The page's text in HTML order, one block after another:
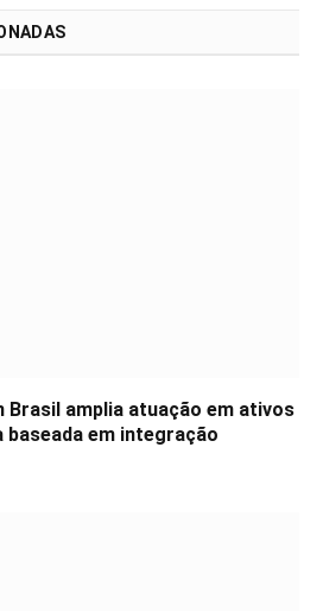
Brasil amplia atuação em ativos
em integração